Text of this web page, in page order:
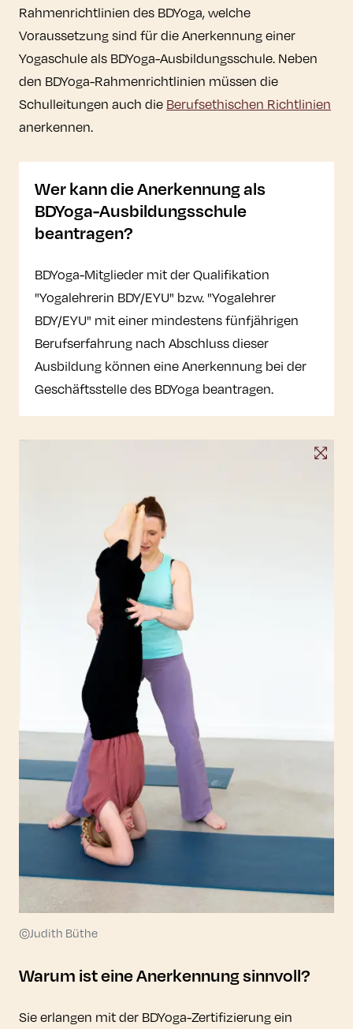
Rahmenrichtlinien des BDYoga, welche
Voraussetzung sind für die Anerkennung einer
Yogaschule als BDYoga-Ausbildungsschule. Neben
den BDYoga-Rahmenrichtlinien müssen die
Schulleitungen auch die Berufsethischen Richtlinien
anerkennen.
Wer kann die Anerkennung als
BDYoga-Ausbildungsschule
beantragen?
BDYoga-Mitglieder mit der Qualifikation
"Yogalehrerin BDY/EYU" bzw. "Yogalehrer
BDY/EYU" mit einer mindestens fünfjährigen
Berufserfahrung nach Abschluss dieser
Ausbildung können eine Anerkennung bei der
Geschäftsstelle des BDYoga beantragen.
©Judith Büthe
Warum ist eine Anerkennung sinnvoll?
Sie erlangen mit der BDYoga-Zertifizierung ein